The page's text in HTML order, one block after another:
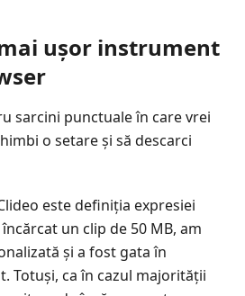
ușor instrument
sarcini punctuale în care vrei
o setare și să descarci
este definiția expresiei
un clip de 50 MB, am
și a fost gata în
Totuși, ca în cazul majorității